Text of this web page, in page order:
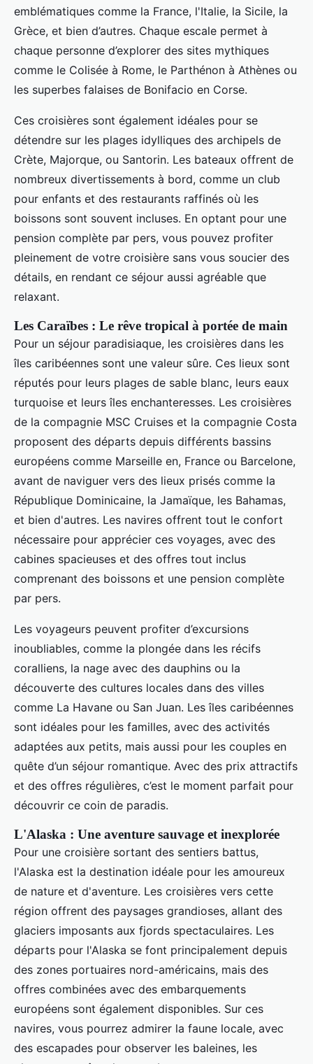
emblématiques comme la France, l'Italie, la Sicile, la
Grèce, et bien d’autres. Chaque escale permet à
chaque personne d’explorer des sites mythiques
comme le Colisée à Rome, le Parthénon à Athènes ou
les superbes falaises de Bonifacio en Corse.
Ces croisières sont également idéales pour se
détendre sur les plages idylliques des archipels de
Crète, Majorque, ou Santorin. Les bateaux offrent de
nombreux divertissements à bord, comme un club
pour enfants et des restaurants raffinés où les
boissons sont souvent incluses. En optant pour une
pension complète par pers, vous pouvez profiter
pleinement de votre croisière sans vous soucier des
détails, en rendant ce séjour aussi agréable que
relaxant.
Les Caraïbes : Le rêve tropical à portée de main
Pour un séjour paradisiaque, les croisières dans les
îles caribéennes sont une valeur sûre. Ces lieux sont
réputés pour leurs plages de sable blanc, leurs eaux
turquoise et leurs îles enchanteresses. Les croisières
de la compagnie MSC Cruises et la compagnie Costa
proposent des départs depuis différents bassins
européens comme Marseille en, France ou Barcelone,
avant de naviguer vers des lieux prisés comme la
République Dominicaine, la Jamaïque, les Bahamas,
et bien d'autres. Les navires offrent tout le confort
nécessaire pour apprécier ces voyages, avec des
cabines spacieuses et des offres tout inclus
comprenant des boissons et une pension complète
par pers.
Les voyageurs peuvent profiter d’excursions
inoubliables, comme la plongée dans les récifs
coralliens, la nage avec des dauphins ou la
découverte des cultures locales dans des villes
comme La Havane ou San Juan. Les îles caribéennes
sont idéales pour les familles, avec des activités
adaptées aux petits, mais aussi pour les couples en
quête d’un séjour romantique. Avec des prix attractifs
et des offres régulières, c’est le moment parfait pour
découvrir ce coin de paradis.
L'Alaska : Une aventure sauvage et inexplorée
Pour une croisière sortant des sentiers battus,
l'Alaska est la destination idéale pour les amoureux
de nature et d'aventure. Les croisières vers cette
région offrent des paysages grandioses, allant des
glaciers imposants aux fjords spectaculaires. Les
départs pour l'Alaska se font principalement depuis
des zones portuaires nord-américains, mais des
offres combinées avec des embarquements
européens sont également disponibles. Sur ces
navires, vous pourrez admirer la faune locale, avec
des escapades pour observer les baleines, les